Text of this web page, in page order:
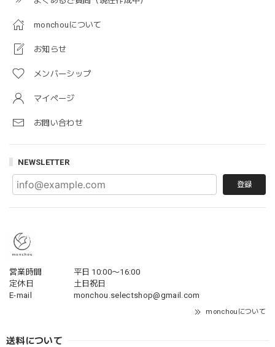
monchouについて
お知らせ
メンバーシップ
マイページ
お問い合わせ
NEWSLETTER
登録
営業時間
平日 10:00〜16:00
定休日
土日祝日
E-mail
monchou.selectshop@gmail.com
monchouについて
送料について